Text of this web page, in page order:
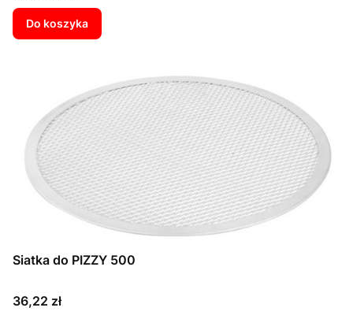
Do koszyka
Siatka do PIZZY 500
Cena
36,22 zł